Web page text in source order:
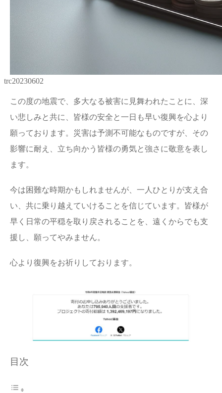
trc20230602
この度の地震で、多大なる被害に見舞われたことに、深
い悲しみと共に、皆様の安全と一日も早い復興を心より
願っております。災害は予測不可能なものですが、その
影響に耐え、立ち向かう皆様の勇気と強さに敬意を表し
ます。
今は困難な時期かもしれませんが、一人ひとりが支え合
い、共に乗り越えていけることを信じています。皆様が
早く日常の平穏を取り戻されることを、遠くからでも支
援し、願ってやみません。
心より復興をお祈りしております。
目次